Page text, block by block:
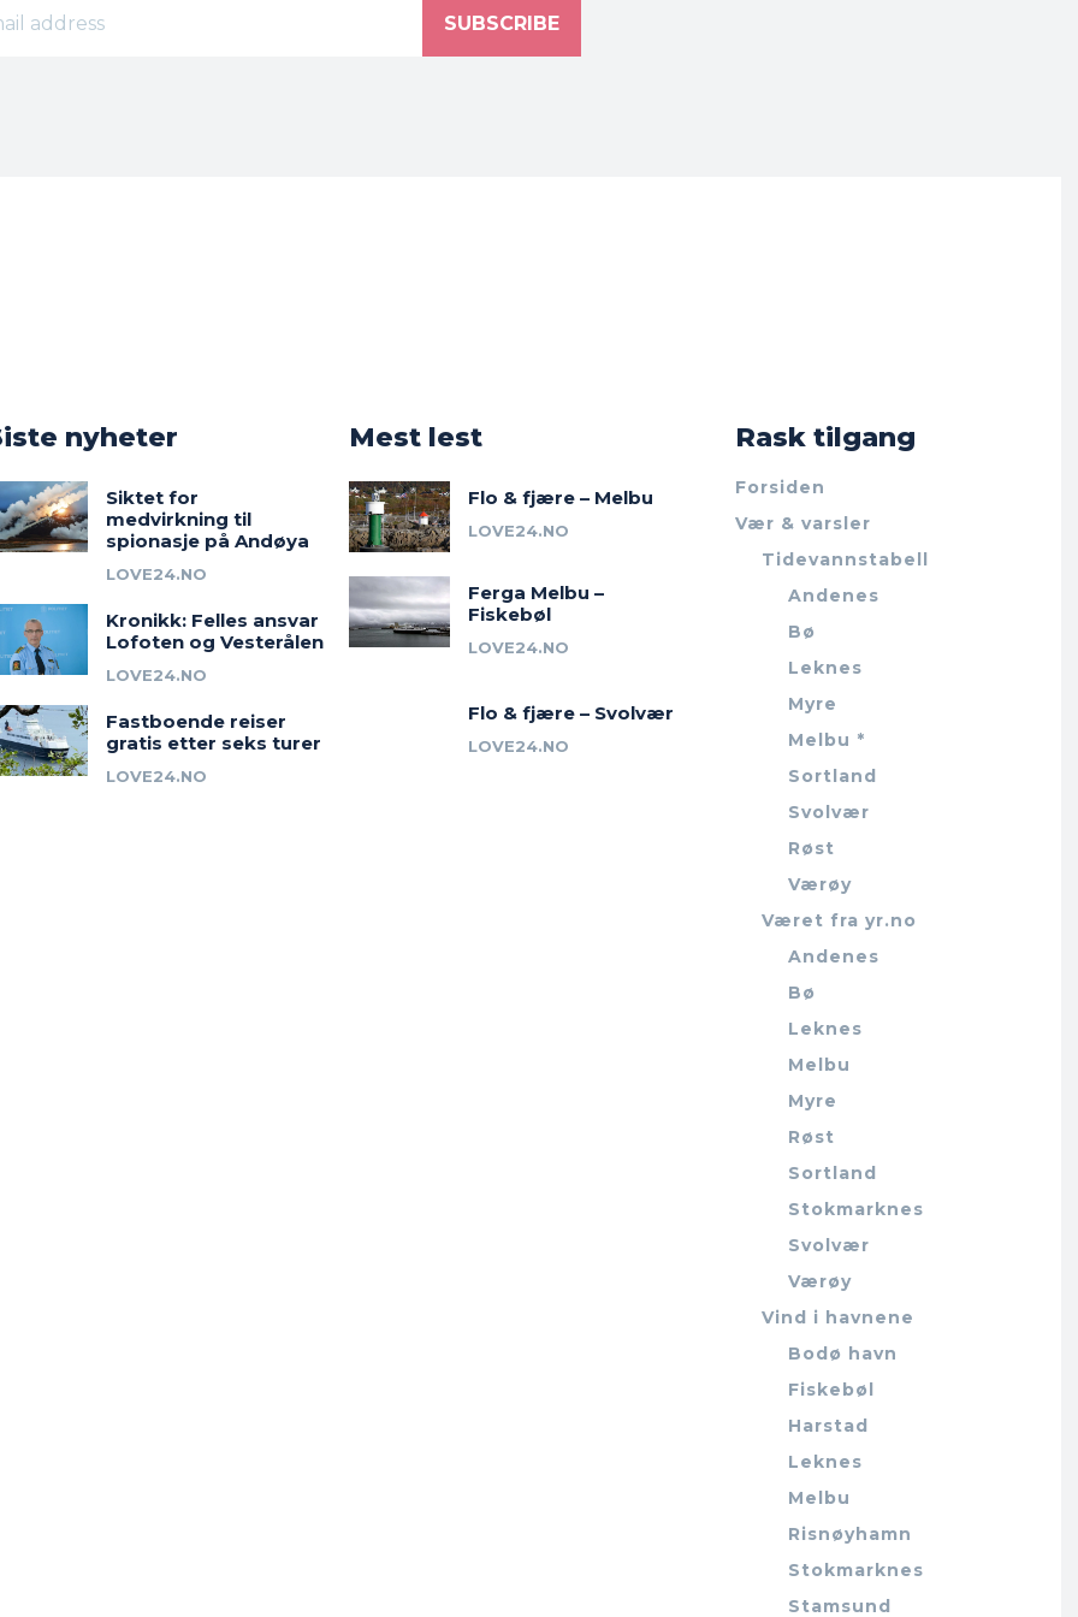
SUBSCRIBE
nyheter
Siktet for
medvirkning til
spionasje på Andøya
LOVE24.NO
Kronikk: Felles ansvar
Lofoten og Vesterålen
LOVE24.NO
Fastboende reiser
gratis etter seks turer
LOVE24.NO
Mest lest
Flo & fjære – Melbu
LOVE24.NO
Ferga Melbu –
Fiskebøl
LOVE24.NO
Flo & fjære – Svolvær
LOVE24.NO
Rask tilgang
Forsiden
Vær & varsler
Tidevannstabell
Andenes
Bø
Leknes
Myre
Melbu *
Sortland
Svolvær
Røst
Værøy
Været fra yr.no
Andenes
Bø
Leknes
Melbu
Myre
Røst
Sortland
Stokmarknes
Svolvær
Værøy
Vind i havnene
Bodø havn
Fiskebøl
Harstad
Leknes
Melbu
Risnøyhamn
Stokmarknes
Stamsund